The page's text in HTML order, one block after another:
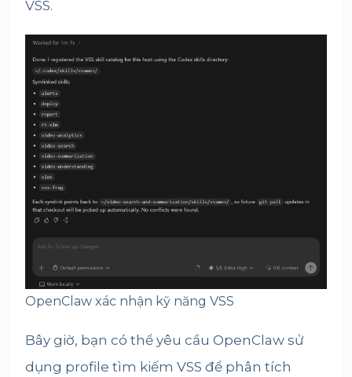
VSS.
OpenClaw xác nhận kỹ năng VSS
Bây giờ, bạn có thể yêu cầu OpenClaw sử
dụng profile tìm kiếm VSS để phân tích